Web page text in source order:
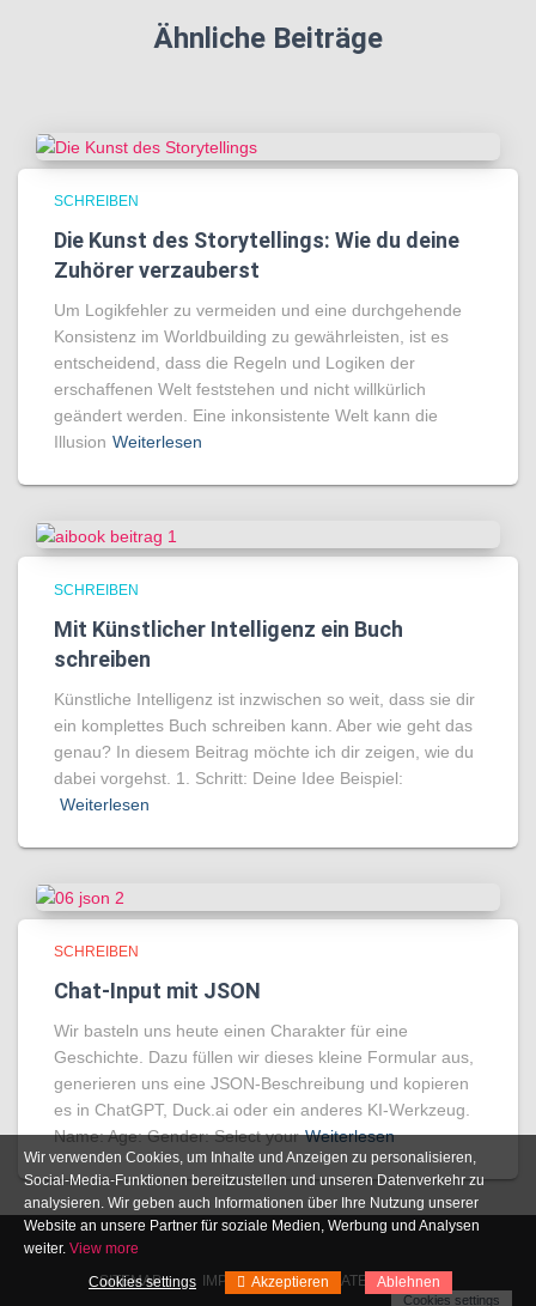
Ähnliche Beiträge
SCHREIBEN
Die Kunst des Storytellings: Wie du deine
Zuhörer verzauberst
Um Logikfehler zu vermeiden und eine durchgehende
Konsistenz im Worldbuilding zu gewährleisten, ist es
entscheidend, dass die Regeln und Logiken der
erschaffenen Welt feststehen und nicht willkürlich
geändert werden. Eine inkonsistente Welt kann die
Illusion Weiterlesen
SCHREIBEN
Mit Künstlicher Intelligenz ein Buch
schreiben
Künstliche Intelligenz ist inzwischen so weit, dass sie dir
ein komplettes Buch schreiben kann. Aber wie geht das
genau? In diesem Beitrag möchte ich dir zeigen, wie du
dabei vorgehst. 1. Schritt: Deine Idee Beispiel:
Weiterlesen
SCHREIBEN
Chat-Input mit JSON
Wir basteln uns heute einen Charakter für eine
Geschichte. Dazu füllen wir dieses kleine Formular aus,
generieren uns eine JSON-Beschreibung und kopieren
es in ChatGPT, Duck.ai oder ein anderes KI-Werkzeug.
Name: Age: Gender: Select your Weiterlesen
SITEMAP IMPRESSUM DATENSCHUTZ
Wir verwenden Cookies, um Inhalte und Anzeigen zu personalisieren,
Social-Media-Funktionen bereitzustellen und unseren Datenverkehr zu
analysieren. Wir geben auch Informationen über Ihre Nutzung unserer
Website an unsere Partner für soziale Medien, Werbung und Analysen
weiter. View more
Cookies settings
Akzeptieren Ablehnen
Cookies settings